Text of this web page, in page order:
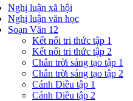
Nghị luận xã hội
Nghị luận văn học
Soạn Văn 12
Kết nối tri thức tập 1
Kết nối tri thức tập 2
Chân trời sáng tạo tập 1
Chân trời sáng tạo tập 2
Cánh Diều tập 1
Cánh Diều tập 2